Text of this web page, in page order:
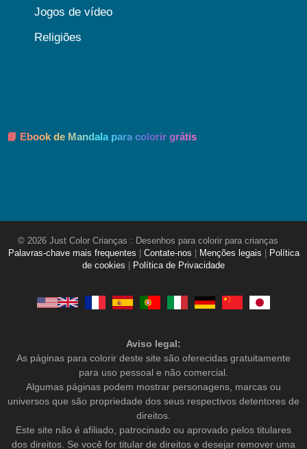
Jogos de vídeo
Religiões
📘 Ebook de Mandala para colorir grátis
© 2026 Just Color Crianças : Desenhos para colorir para crianças
Palavras-chave mais frequentes
Contate-nos Menções legais
Política
de cookies
Política de Privacidade
Aviso legal:
As páginas para colorir deste site são oferecidas gratuitamente
para uso pessoal e não comercial.
Algumas páginas podem mostrar personagens, marcas ou
universos que são propriedade dos seus respectivos detentores de
direitos.
Este site não é afiliado, patrocinado ou aprovado pelos titulares
dos direitos. Se você for titular de direitos e desejar remover uma